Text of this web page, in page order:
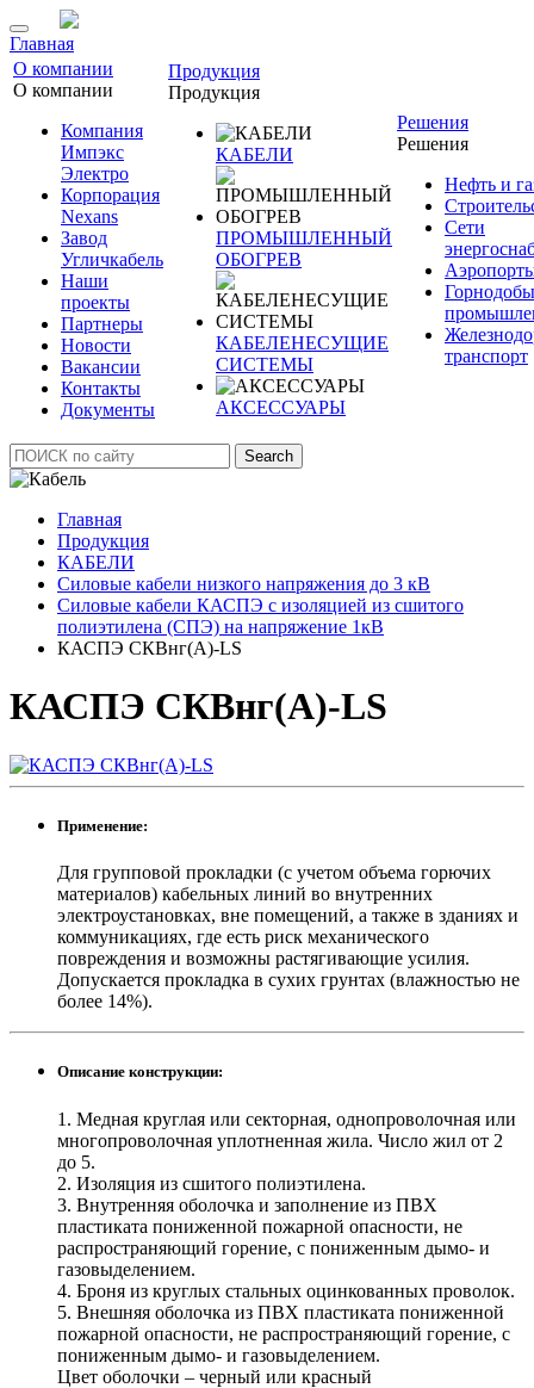
Главная
О компании
О компании
Компания
Импэкс
Электро
Корпорация
Nexans
Завод
Угличкабель
Наши
проекты
Партнеры
Новости
Вакансии
Контакты
Документы
Продукция
Продукция
КАБЕЛИ
ПРОМЫШЛЕННЫЙ
ОБОГРЕВ
КАБЕЛЕНЕСУЩИЕ
СИСТЕМЫ
АКСЕССУАРЫ
Решения
Решения
Нефть и
Сети
транспорт
Search
Главная
Продукция
КАБЕЛИ
Силовые кабели низкого напряжения до 3 кВ
Силовые кабели КАСПЭ с изоляцией из сшитого
полиэтилена (СПЭ) на напряжение 1кВ
КАСПЭ СКВнг(А)-LS
КАСПЭ СКВнг(А)-LS
Применение:
Для групповой прокладки (с учетом объема горючих
материалов) кабельных линий во внутренних
электроустановках, вне помещений, а также в зданиях и
коммуникациях, где есть риск механического
повреждения и возможны растягивающие усилия.
Допускается прокладка в сухих грунтах (влажностью не
более 14%).
Описание конструкции:
1. Медная круглая или секторная, однопроволочная или
многопроволочная уплотненная жила. Число жил от 2
до 5.
2. Изоляция из сшитого полиэтилена.
3. Внутренняя оболочка и заполнение из ПВХ
пластиката пониженной пожарной опасности, не
распространяющий горение, с пониженным дымо- и
газовыделением.
4. Броня из круглых стальных оцинкованных проволок.
5. Внешняя оболочка из ПВХ пластиката пониженной
пожарной опасности, не распространяющий горение, с
пониженным дымо- и газовыделением.
Цвет оболочки – черный или красный